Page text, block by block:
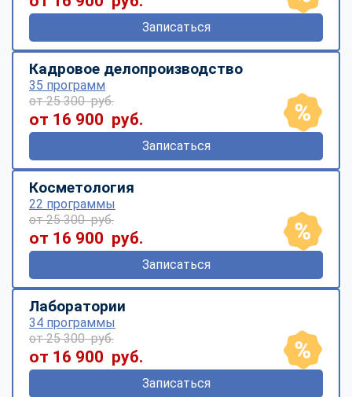
Записаться
Кадровое делопроизводство
35 программ
от 25 300 руб.
от 16 900 руб.
Записаться
Косметология
22 программы
от 25 300 руб.
от 16 900 руб.
Записаться
Лаборатории
34 программы
от 25 300 руб.
от 16 900 руб.
Записаться